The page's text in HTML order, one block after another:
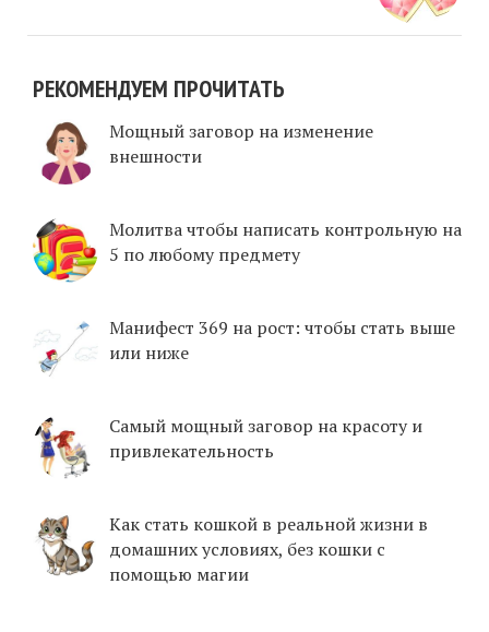
РЕКОМЕНДУЕМ ПРОЧИТАТЬ
Мощный заговор на изменение
внешности
Молитва чтобы написать контрольную на
5 по любому предмету
Манифест 369 на рост: чтобы стать выше
или ниже
Самый мощный заговор на красоту и
привлекательность
Как стать кошкой в реальной жизни в
домашних условиях, без кошки с
помощью магии